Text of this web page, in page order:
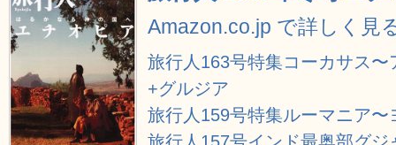
Amazon.co.jp で詳しく見
旅行人163号特集コーカサス
+グルジア
旅行人159号特集ルーマニア